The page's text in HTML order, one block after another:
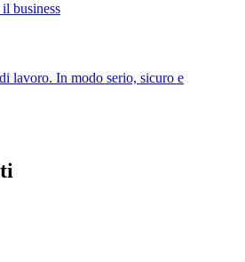
business
lavoro. In modo serio, sicuro e